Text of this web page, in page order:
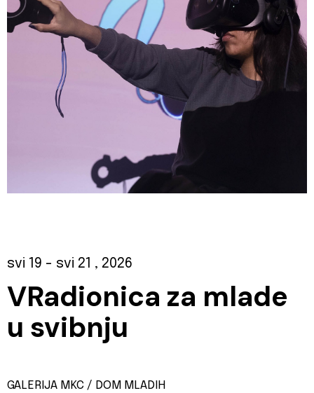
svi 19 - svi 21 , 2026
VRadionica za mlade
u svibnju
GALERIJA MKC / DOM MLADIH